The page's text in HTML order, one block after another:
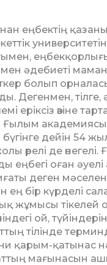
еңбектің
мен әдебиеті
болып
Дегенмен,
еріксіз өзіне
дейін 54
өрелі де
оған
деген мәселені
ең бір күрделі
жұмысы тікелей
ой,
тілінде
қарым-қатынас
мағынасын